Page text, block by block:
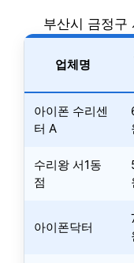
부산시 금정구
업체명
아이폰 수리센
터 A
수리왕 서1동
점
아이폰닥터